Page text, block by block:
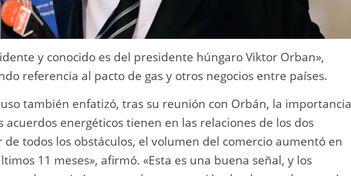
y conocido es del presidente húngaro Viktor Orban»,
referencia al pacto de gas y otros negocios entre países.
también enfatizó, tras su reunión con Orbán, la importancia
acuerdos energéticos tienen en las relaciones de los dos
de todos los obstáculos, el volumen del comercio aumentó en
11 meses», afirmó. «Esta es una buena señal, y los